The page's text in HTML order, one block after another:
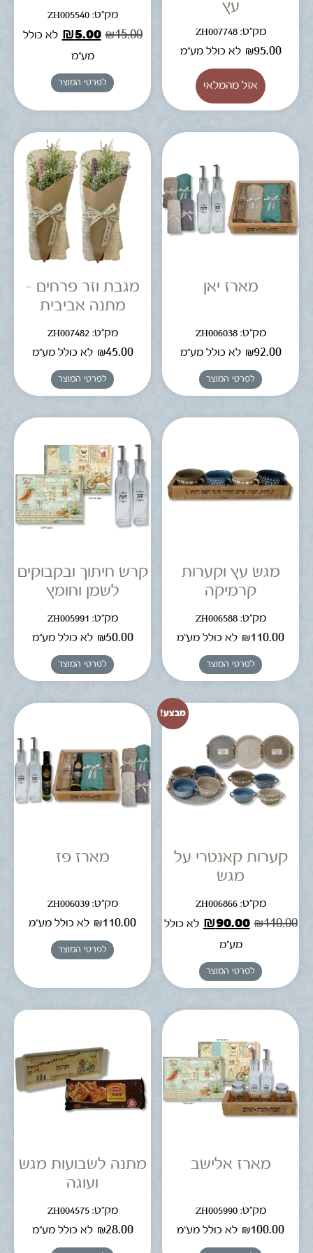
עץ
מק"ט: ZH007748
₪95.00 לא כולל מע"מ
מק"ט: ZH005540
₪15.00
₪5.00
לא כולל
מע"מ
לפרטי המוצר
מארז יאן
מק"ט: ZH006038
₪92.00 לא כולל מע"מ
לפרטי המוצר
מגבת וזר פרחים –
מתנה אביבית
מק"ט: ZH007482
₪45.00 לא כולל מע"מ
לפרטי המוצר
מגש עץ וקערות
קרמיקה
מק"ט: ZH006588
₪110.00 לא כולל מע"מ
לפרטי המוצר
קרש חיתוך ובקבוקים
לשמן וחומץ
מק"ט: ZH005991
₪50.00 לא כולל מע"מ
לפרטי המוצר
מבצע!
קערות קאנטרי על
מגש
מק"ט: ZH006866
₪110.00
₪90.00
לא כולל
מע"מ
לפרטי המוצר
מארז פז
מק"ט: ZH006039
₪110.00 לא כולל מע"מ
לפרטי המוצר
מארז אלישב
מק"ט: ZH005990
₪100.00 לא כולל מע"מ
מתנה לשבועות מגש
ועוגה
מק"ט: ZH004575
₪28.00 לא כולל מע"מ